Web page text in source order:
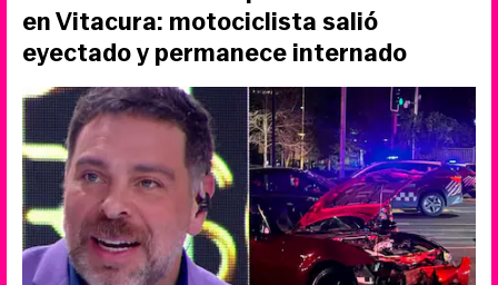
en Vitacura: motociclista salió
eyectado y permanece internado